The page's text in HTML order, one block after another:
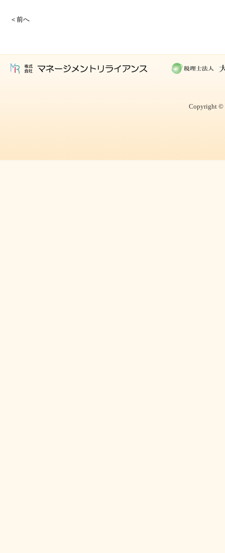
＜前へ
Copyright ©